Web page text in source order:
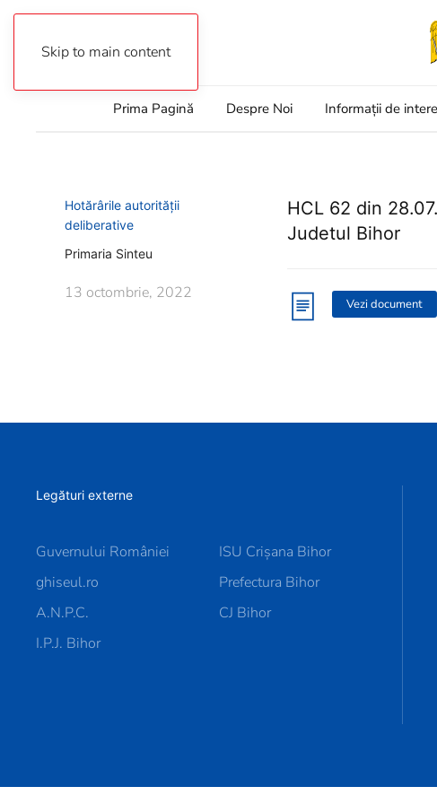
Skip to main content
Prima Pagină Despre Noi Informații de
Hotărârile autorității
deliberative
Primaria Sinteu
13 octombrie, 2022
HCL 62 din
Judetul Bihor
Vezi document
Legături externe
Guvernului României
ghiseul.ro
A.N.P.C.
I.P.J. Bihor
ISU Crișana Bihor
Prefectura Bihor
CJ Bihor